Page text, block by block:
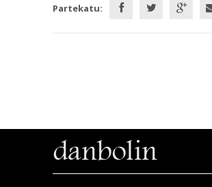
Partekatu: